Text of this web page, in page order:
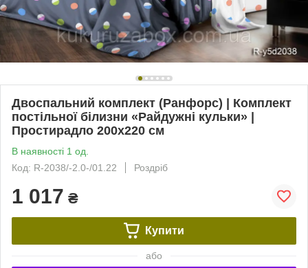
Двоспальний комплект (Ранфорс) | Комплект
постільної білизни «Райдужні кульки» |
Простирадло 200х220 см
В наявності 1 од.
Код: R-2038/-2.0-/01.22
Роздріб
1 017 ₴
Купити
або